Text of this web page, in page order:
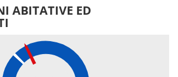
ABITATIVE ED